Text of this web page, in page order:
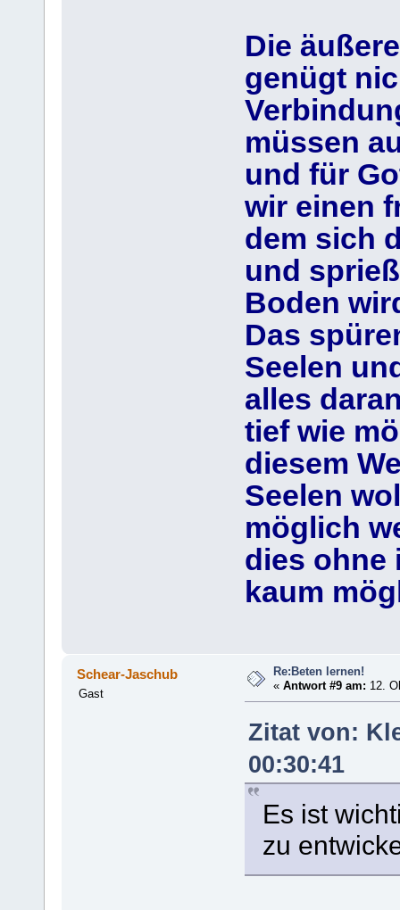
Die
genügt
müssen
und für
wir einen
dem sich
und
Boden
Das
Seelen
alles
tief wie
diesem
Seelen
möglich
dies ohne
kaum
Schear-Jaschub
Gast
Re:Beten lernen!
«Antwort #9 am: 12.
Zitat von:
00:30:41
Es ist
zu